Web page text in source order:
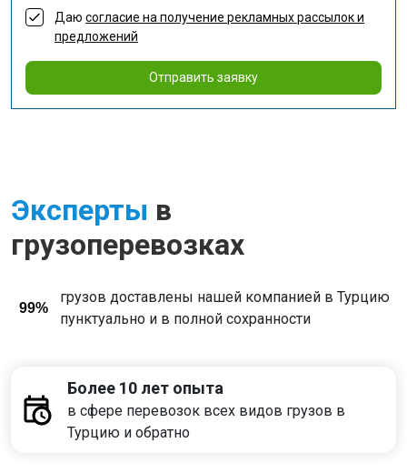
Даю согласие на получение рекламных рассылок и
предложений
Отправить заявку
Эксперты в
грузоперевозках
99%
грузов доставлены нашей компанией в Турцию
пунктуально и в полной сохранности
Более 10 лет опыта
в сфере перевозок всех видов грузов в
Турцию и обратно